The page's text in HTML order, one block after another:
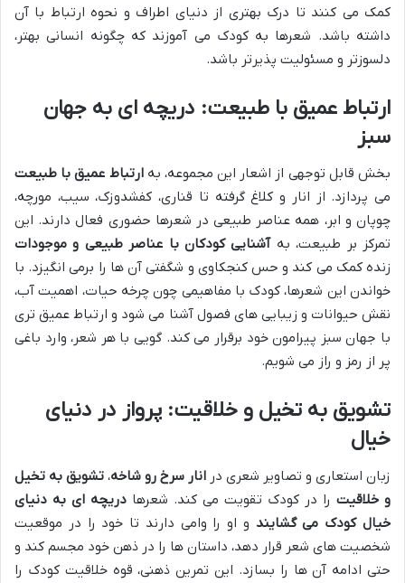
کمک می کنند تا درک بهتری از دنیای اطراف و نحوه ارتباط با آن
داشته باشد. شعرها به کودک می آموزند که چگونه انسانی بهتر،
دلسوزتر و مسئولیت پذیرتر باشد.
ارتباط عمیق با طبیعت: دریچه ای به جهان
سبز
بخش قابل توجهی از اشعار این مجموعه، بهارتباط عمیق با طبیعت
می پردازد. از انار و کلاغ گرفته تا قناری، کفشدوزک، سیب، مورچه،
چوپان و ابر، همه عناصر طبیعی در شعرها حضوری فعال دارند. این
تمرکز بر طبیعت، بهآشنایی کودکان با عناصر طبیعی و موجودات
زنده کمک می کند و حس کنجکاوی و شگفتی آن ها را برمی انگیزد. با
خواندن این شعرها، کودک با مفاهیمی چون چرخه حیات، اهمیت آب،
نقش حیوانات و زیبایی های فصول آشنا می شود و ارتباط عمیق تری
با جهان سبز پیرامون خود برقرار می کند. گویی با هر شعر، وارد باغی
پر از رمز و راز می شویم.
تشویق به تخیل و خلاقیت: پرواز در دنیای
خیال
زبان استعاری و تصاویر شعری در انار سرخ رو شاخه، تشویق به تخیل
و خلاقیت را در کودک تقویت می کند. شعرها دریچه ای به دنیای
خیال کودک می گشایند و او را وامی دارند تا خود را در موقعیت
شخصیت های شعر قرار دهد، داستان ها را در ذهن خود مجسم کند و
حتی ادامه آن ها را بسازد. این تمرین ذهنی، قوه خلاقیت کودک را